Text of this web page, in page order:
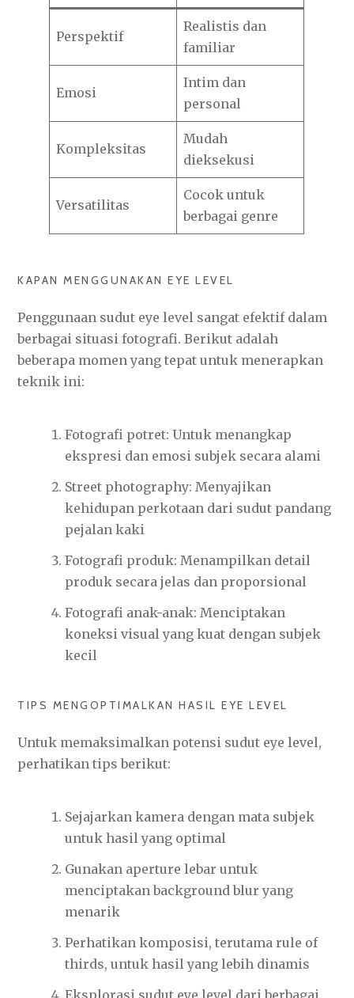
Perspektif
Realistis dan
familiar
Emosi
Intim dan
personal
Kompleksitas
Mudah
dieksekusi
Versatilitas
Cocok untuk
berbagai genre
KAPAN MENGGUNAKAN EYE LEVEL
Penggunaan sudut eye level sangat efektif dalam
berbagai situasi fotografi. Berikut adalah
beberapa momen yang tepat untuk menerapkan
teknik ini:
Fotografi potret: Untuk menangkap
ekspresi dan emosi subjek secara alami
Street photography: Menyajikan
kehidupan perkotaan dari sudut pandang
pejalan kaki
Fotografi produk: Menampilkan detail
produk secara jelas dan proporsional
Fotografi anak-anak: Menciptakan
koneksi visual yang kuat dengan subjek
kecil
TIPS MENGOPTIMALKAN HASIL EYE LEVEL
Untuk memaksimalkan potensi sudut eye level,
perhatikan tips berikut:
Sejajarkan kamera dengan mata subjek
untuk hasil yang optimal
Gunakan aperture lebar untuk
menciptakan background blur yang
menarik
Perhatikan komposisi, terutama rule of
thirds, untuk hasil yang lebih dinamis